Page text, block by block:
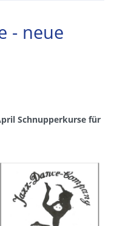
- neue
Schnupperkurse für